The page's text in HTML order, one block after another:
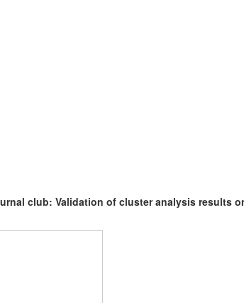
club: Validation of cluster analysis results